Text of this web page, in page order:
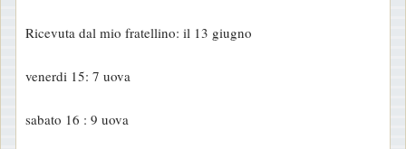
Ricevuta dal mio fratellino: il 13 giugno
venerdi 15: 7 uova
sabato 16 : 9 uova